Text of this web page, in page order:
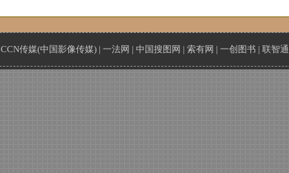
CCN传媒(中国影像传媒) | 一法网 | 中国搜图网 | 索有网 | 一创图书 | 联智通